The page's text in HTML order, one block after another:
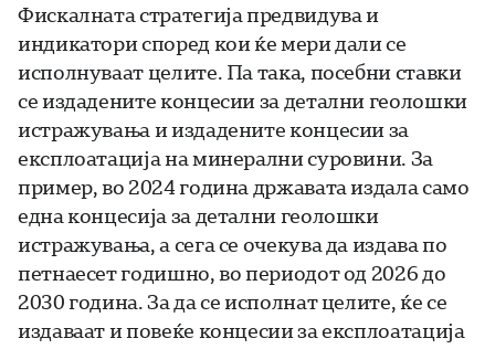
Фискалната стратегија предвидува и
индикатори според кои ќе мери дали се
исполнуваат целите. Па така, посебни ставки
се издадените концесии за детални геолошки
истражувања и издадените концесии за
експлоатација на минерални суровини. За
пример, во 2024 година државата издала само
една концесија за детални геолошки
истражувања, а сега се очекува да издава по
петнаесет годишно, во периодот од 2026 до
2030 година. За да се исполнат целите, ќе се
издаваат и повеќе концесии за експлоатација